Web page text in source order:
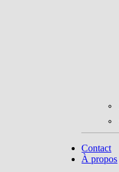
Contact
À propos